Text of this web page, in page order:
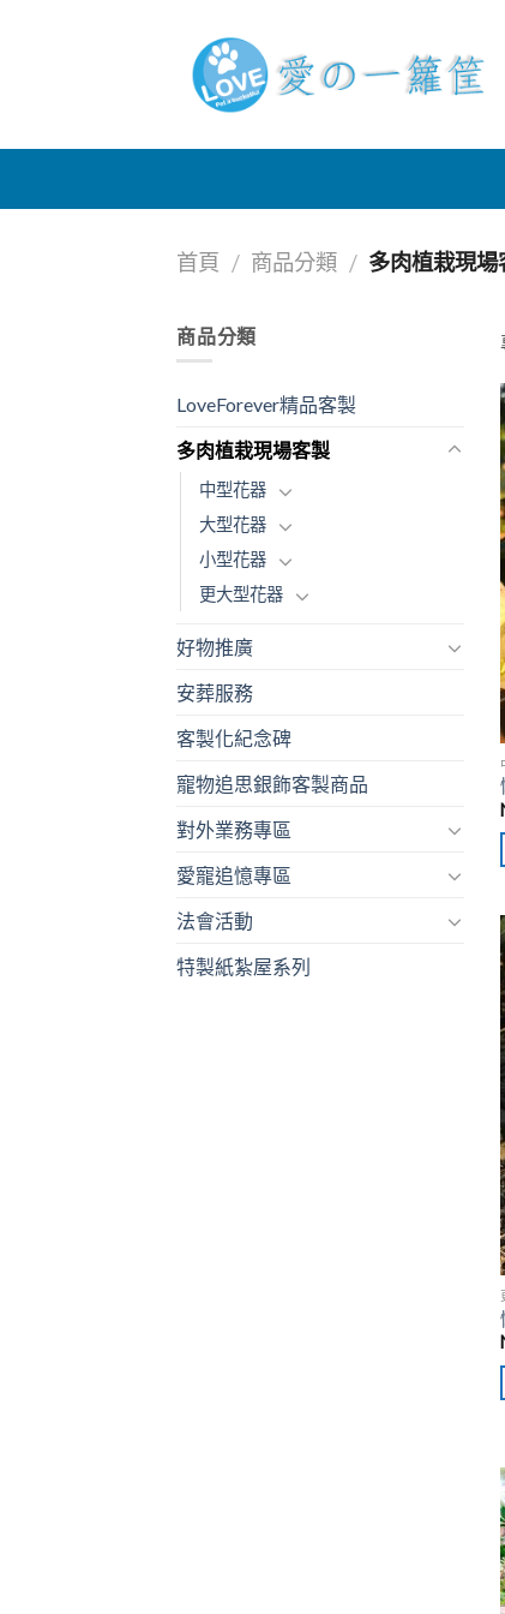
首頁 / 商品分類 / 多肉植栽現場
商品分類
LoveForever精品客製
多肉植栽現場客製
中型花器
大型花器
小型花器
更大型花器
好物推廣
安葬服務
客製化紀念碑
寵物追思銀飾客製商品
對外業務專區
愛寵追憶專區
法會活動
特製紙紮屋系列